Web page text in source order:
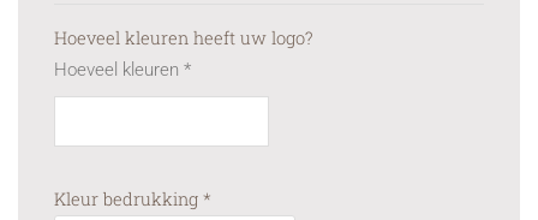
Hoeveel kleuren heeft uw logo?
Hoeveel kleuren *
Kleur bedrukking *